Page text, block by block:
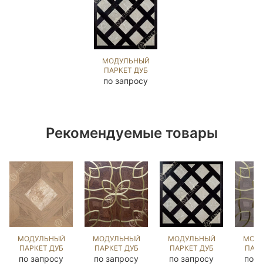
МОДУЛЬНЫЙ
ПАРКЕТ ДУБ
ВЕРСАЛЬ С
127830
по запросу
Рекомендуемые товары
МОДУЛЬНЫЙ
ПАРКЕТ ДУБ
ДАФФИЛД С
по запросу
МОДУЛЬНЫЙ
ПАРКЕТ ДУБ
ЛАВАРДИН С
по запросу
МОДУЛЬНЫЙ
ПАРКЕТ ДУБ
ВЕРСАЛЬ С
по запросу по